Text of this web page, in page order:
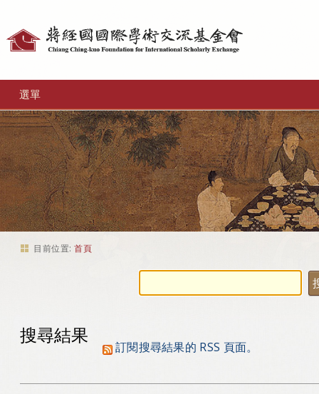
選單
目前位置: 首頁
搜尋結果
訂閱搜尋結果的 RSS 頁面。